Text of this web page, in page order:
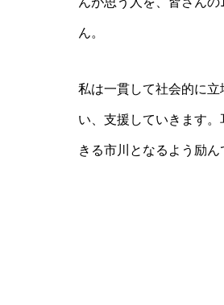
ん。
私は一貫して社会的に
い、支援していきます
きる市川となるよう励ん